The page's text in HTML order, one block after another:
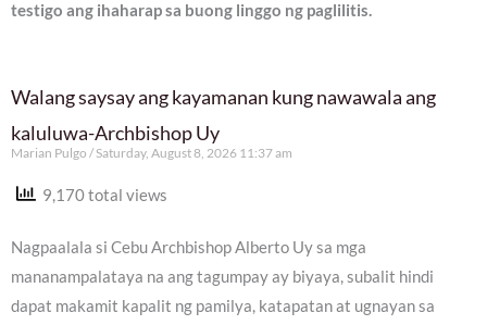
testigo ang ihaharap sa buong linggo ng paglilitis.
Walang saysay ang kayamanan kung nawawala ang
kaluluwa-Archbishop Uy
Marian Pulgo Saturday, August 8, 2026 11:37 am
9,170 total views
Nagpaalala si Cebu Archbishop Alberto Uy sa mga
mananampalataya na ang tagumpay ay biyaya, subalit hindi
dapat makamit kapalit ng pamilya, katapatan at ugnayan sa